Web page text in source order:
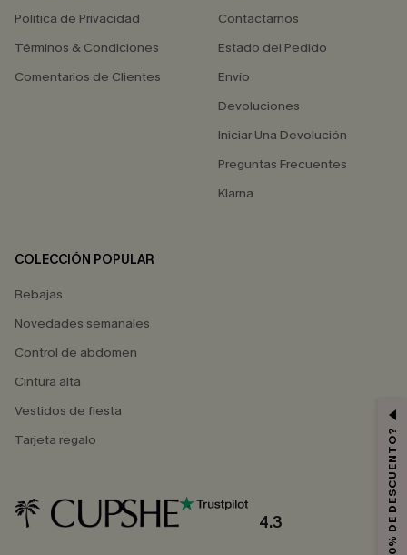
Política de Privacidad
Términos & Condiciones
Comentarios de Clientes
Contactarnos
Estado del Pedido
Envío
Devoluciones
Iniciar Una Devolución
Preguntas Frecuentes
Klarna
COLECCIÓN POPULAR
Rebajas
Novedades semanales
Control de abdomen
Cintura alta
Vestidos de fiesta
Tarjeta regalo
4.3